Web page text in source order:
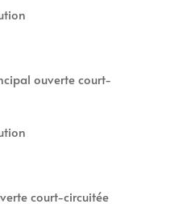
ouverte court-
court-circuitée